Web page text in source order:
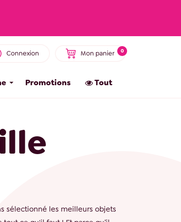
Connexion Mon panier 0
Tout
Promotions
sélectionné les meilleurs objets